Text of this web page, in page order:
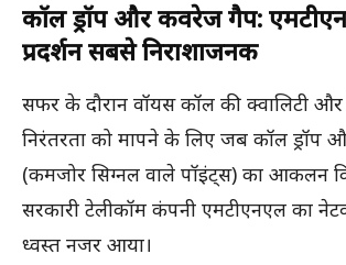
कॉल ड्रॉप और कवरेज गैप:
प्रदर्शन सबसे निराशाजनक
सफर के दौरान वॉयस कॉल की क्वालिटी और
निरंतरता को मापने के लिए जब कॉल ड्रॉप
(कमजोर सिग्नल वाले पॉइंट्स) का आकलन
सरकारी टेलीकॉम कंपनी एमटीएनएल का
ध्वस्त नजर आया।